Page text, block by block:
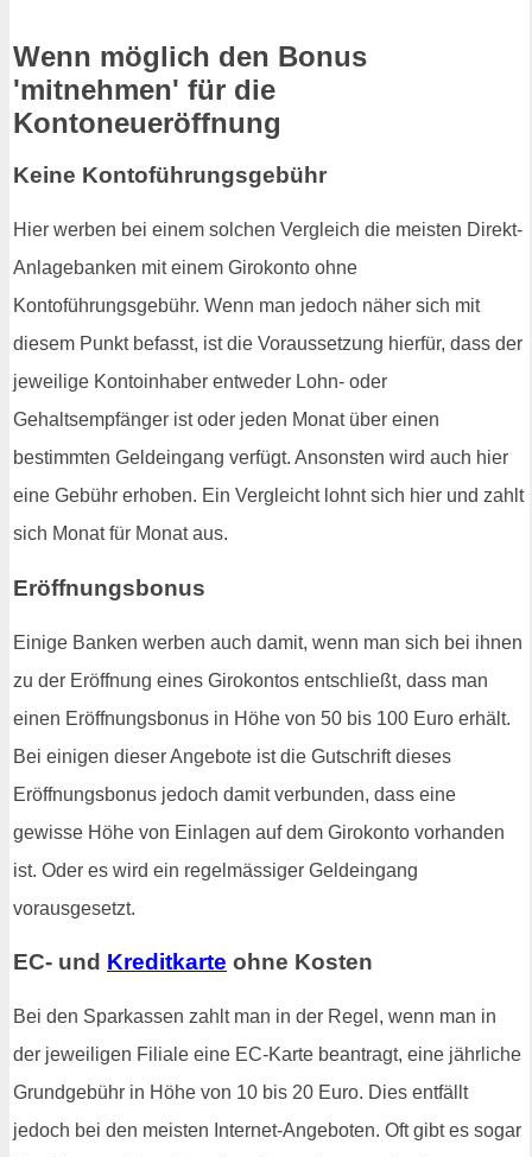
Wenn möglich den Bonus
'mitnehmen' für die
Kontoneueröffnung
Keine Kontoführungsgebühr
Hier werben bei einem solchen Vergleich die meisten Direkt-
Anlagebanken mit einem Girokonto ohne
Kontoführungsgebühr. Wenn man jedoch näher sich mit
diesem Punkt befasst, ist die Voraussetzung hierfür, dass der
jeweilige Kontoinhaber entweder Lohn- oder
Gehaltsempfänger ist oder jeden Monat über einen
bestimmten Geldeingang verfügt. Ansonsten wird auch hier
eine Gebühr erhoben. Ein Vergleicht lohnt sich hier und zahlt
sich Monat für Monat aus.
Eröffnungsbonus
Einige Banken werben auch damit, wenn man sich bei ihnen
zu der Eröffnung eines Girokontos entschließt, dass man
einen Eröffnungsbonus in Höhe von 50 bis 100 Euro erhält.
Bei einigen dieser Angebote ist die Gutschrift dieses
Eröffnungsbonus jedoch damit verbunden, dass eine
gewisse Höhe von Einlagen auf dem Girokonto vorhanden
ist. Oder es wird ein regelmässiger Geldeingang
vorausgesetzt.
EC- und Kreditkarte ohne Kosten
Bei den Sparkassen zahlt man in der Regel, wenn man in
der jeweiligen Filiale eine EC-Karte beantragt, eine jährliche
Grundgebühr in Höhe von 10 bis 20 Euro. Dies entfällt
jedoch bei den meisten Internet-Angeboten. Oft gibt es sogar